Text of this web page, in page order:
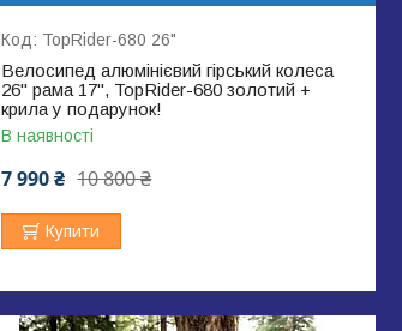
TopRider-680 26"
Велосипед алюмінієвий гірський колеса
26" рама 17", TopRider-680 золотий +
крила у подарунок!
В наявності
10 800 ₴
7 990 ₴
Купити